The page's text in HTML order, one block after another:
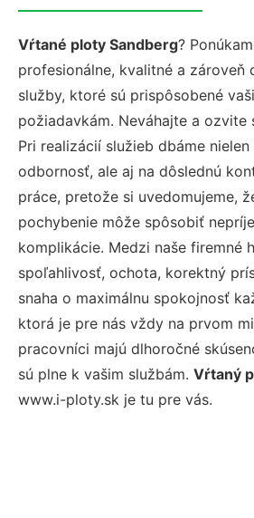
Vŕtané ploty Sandberg?
profesionálne, kvalitné a zároveň
služby, ktoré sú prispôsobené
požiadavkám. Neváhajte a ozvite
Pri realizácií služieb dbáme
odbornosť, ale aj na dôslednú
práce, pretože si uvedomujeme,
pochybenie môže spôsobiť
komplikácie. Medzi naše firemné
spoľahlivosť, ochota, korektný
snaha o maximálnu spokojnosť
ktorá je pre nás vždy na prvom
pracovníci majú dlhoročné
sú plne k vašim službám. Vŕtaný
www.i-ploty.sk je tu pre vás.